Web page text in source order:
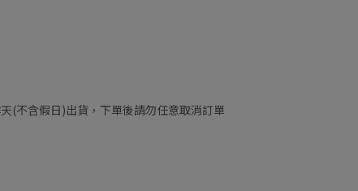
(不含假日)出貨，下單後請勿任意取消訂單